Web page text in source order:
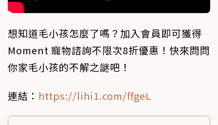
想知道毛小孩怎麼了嗎？加入會員即可獲得
Moment 寵物諮詢不限次8折優惠！快來問問
你家毛小孩的不解之謎吧！
連結： https://lihi1.com/ffgeL